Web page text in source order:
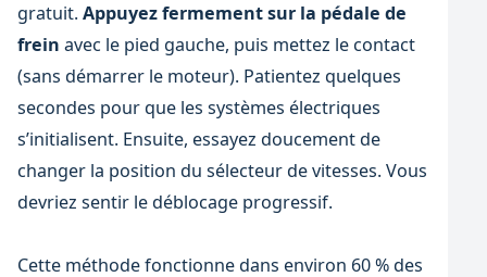
gratuit. Appuyez fermement sur la pédale de
frein avec le pied gauche, puis mettez le contact
(sans démarrer le moteur). Patientez quelques
secondes pour que les systèmes électriques
s’initialisent. Ensuite, essayez doucement de
changer la position du sélecteur de vitesses. Vous
devriez sentir le déblocage progressif.
Cette méthode fonctionne dans environ 60 % des